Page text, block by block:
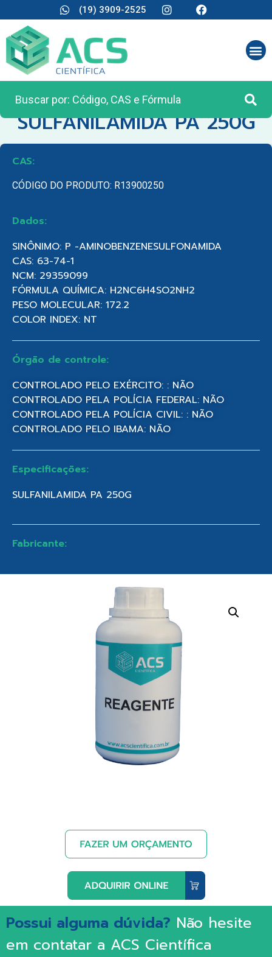
(19) 3909-2525
CATEGORIA:REAGENTES ANALÍTICOS
SULFANILAMIDA PA 250G
CAS:
CÓDIGO DO PRODUTO: R13900250
Dados:
SINÔNIMO: P -AMINOBENZENESULFONAMIDA
CAS: 63-74-1
NCM: 29359099
FÓRMULA QUÍMICA: H2NC6H4SO2NH2
PESO MOLECULAR: 172.2
COLOR INDEX: NT
Órgão de controle:
CONTROLADO PELO EXÉRCITO: : NÃO
CONTROLADO PELA POLÍCIA FEDERAL: NÃO
CONTROLADO PELA POLÍCIA CIVIL: : NÃO
CONTROLADO PELO IBAMA: NÃO
Especificações:
SULFANILAMIDA PA 250G
Fabricante:
Possui alguma dúvida? Não hesite
em contatar a ACS Científica